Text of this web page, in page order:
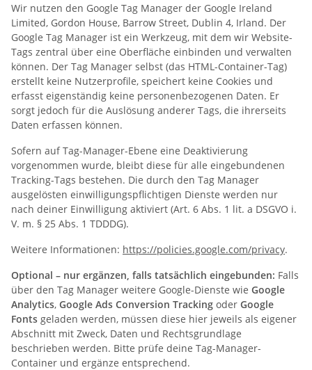
Wir nutzen den Google Tag Manager der Google Ireland
Limited, Gordon House, Barrow Street, Dublin 4, Irland. Der
Google Tag Manager ist ein Werkzeug, mit dem wir Website-
Tags zentral über eine Oberfläche einbinden und verwalten
können. Der Tag Manager selbst (das HTML-Container-Tag)
erstellt keine Nutzerprofile, speichert keine Cookies und
erfasst eigenständig keine personenbezogenen Daten. Er
sorgt jedoch für die Auslösung anderer Tags, die ihrerseits
Daten erfassen können.
Sofern auf Tag-Manager-Ebene eine Deaktivierung
vorgenommen wurde, bleibt diese für alle eingebundenen
Tracking-Tags bestehen. Die durch den Tag Manager
ausgelösten einwilligungspflichtigen Dienste werden nur
nach deiner Einwilligung aktiviert (Art. 6 Abs. 1 lit. a DSGVO i.
V. m. § 25 Abs. 1 TDDDG).
Weitere Informationen: https://policies.google.com/privacy.
Optional – nur ergänzen, falls tatsächlich eingebunden: Falls
über den Tag Manager weitere Google-Dienste wie Google
Analytics, Google Ads Conversion Tracking oder Google
Fonts geladen werden, müssen diese hier jeweils als eigener
Abschnitt mit Zweck, Daten und Rechtsgrundlage
beschrieben werden. Bitte prüfe deine Tag-Manager-
Container und ergänze entsprechend.